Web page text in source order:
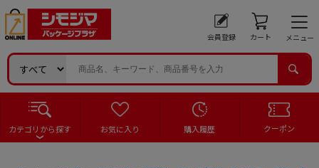
会員登録 カート メニュー
カテゴリから探す お気に入り 購入履歴 クーポン